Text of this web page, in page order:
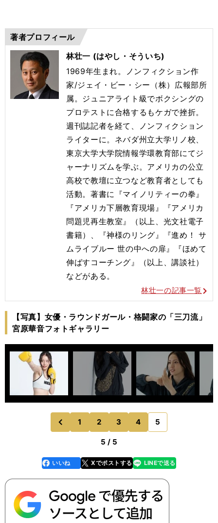
著者プロフィール
林壮一 (はやし・そういち)
1969年生まれ。ノンフィクション作
家/ジェイ・ビー・シー（株）広報部所
属。ジュニアライト級でボクシングの
プロテストに合格するもケガで挫折。
週刊誌記者を経て、ノンフィクション
ライターに。ネバダ州立大学リノ校、
東京大学大学院情報学環教育部にてジ
ャーナリズムを学ぶ。アメリカの公立
高校で教壇に立つなど教育者としても
活動。著書に『マイノリティーの拳』
『アメリカ下層教育現場』『アメリカ
問題児再生教室』（以上、光文社電子
書籍）、『神様のリング』『進め！ サ
ムライブルー 世の中への扉』『ほめて
伸ばすコーチング』（以上、講談社）
などがある。
林壮一の記事一覧
【写真】女優・ラウンドガール・格闘家の「三刀流」
宮原華音フォトギャラリー
前
のページへ
1 2 3 4 5
5 / 5
faceboo
k
いいね Xでポストする
line LINEで送る